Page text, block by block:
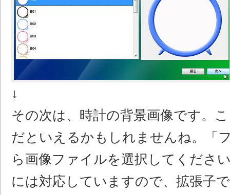
↓
その次は、時計の背景画像です。
だといえるかもしれませんね。「
ら画像ファイルを選択してくださ
には対応していますので、拡張子